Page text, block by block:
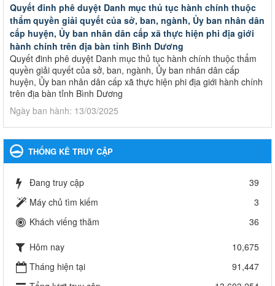
Quyết đinh phê duyệt Danh mục thủ tục hành chính thuộc
thẩm quyền giải quyết của sở, ban, ngành, Ủy ban nhân dân
cấp huyện, Ủy ban nhân dân cấp xã thực hiện phi địa giới
hành chính trên địa bàn tỉnh Bình Dương
Quyết đinh phê duyệt Danh mục thủ tục hành chính thuộc thẩm
quyền giải quyết của sở, ban, ngành, Ủy ban nhân dân cấp
huyện, Ủy ban nhân dân cấp xã thực hiện phi địa giới hành chính
trên địa bàn tỉnh Bình Dương
Ngày ban hành: 13/03/2025
Giáo dục và Đào tạo thành phố Bến Cát
Kế hoạch Phổ biến, giáo dục pháp luật năm 2025 của ngành
Ngày ban hành: 28/02/2025
vực giáo dục đào tạo thuộc hệ giáo dục quốc dân và cơ sở
và Đào tạo, Ủy ban nhân dân cấp huyện
Quyết định công bố thủ tục hành chính bị bãi bỏ trong lĩnh vực
giáo dục đào tạo thuộc hệ giáo dục quốc dân và cơ sở giáo dục
THỐNG KÊ TRUY CẬP
Đang truy cập
39
Máy chủ tìm kiếm
3
Khách viếng thăm
36
Hôm nay
10,675
Tháng hiện tại
91,447